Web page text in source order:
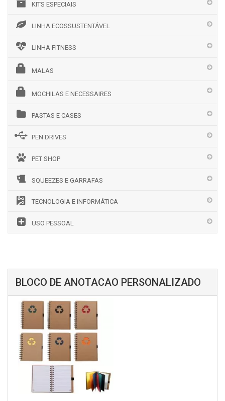
KITS ESPECIAIS
LINHA ECOSSUSTENTÁVEL
LINHA FITNESS
MALAS
MOCHILAS E NECESSAIRES
PASTAS E CASES
PEN DRIVES
PET SHOP
SQUEEZES E GARRAFAS
TECNOLOGIA E INFORMÁTICA
USO PESSOAL
BLOCO DE ANOTACAO PERSONALIZADO